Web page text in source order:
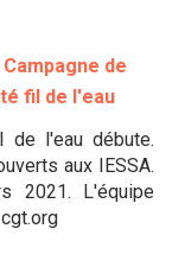
Campagne de
fil de l'eau
de l'eau débute.
aux IESSA.
2021. L'équipe